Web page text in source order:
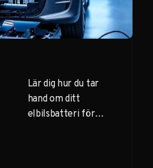
Lär dig hur du tar
hand om ditt
elbilsbatteri för